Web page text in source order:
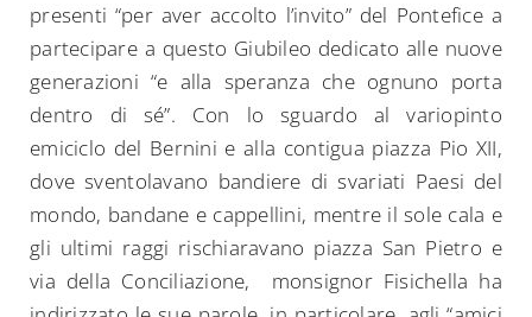
presenti “per aver accolto l’invito” del Pontefice a
partecipare a questo Giubileo dedicato alle nuove
generazioni “e alla speranza che ognuno porta
dentro di sé”. Con lo sguardo al variopinto
emiciclo del Bernini e alla contigua piazza Pio XII,
dove sventolavano bandiere di svariati Paesi del
mondo, bandane e cappellini, mentre il sole cala e
gli ultimi raggi rischiaravano piazza San Pietro e
via della Conciliazione, monsignor Fisichella ha